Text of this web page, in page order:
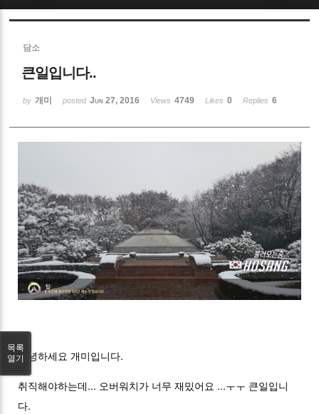
담소
큰일입니다..
by 개미 posted Jun 27, 2016 Views 4749 Likes 0 Replies 6
안녕하세요 개미입니다.
취직해야하는데... 오버워치가 너무 재밌어요 ...ㅜㅜ 큰일입니
다.
목록
열기
Sketchbook5, 스케치북5
Sketchbook5, 스케치북5